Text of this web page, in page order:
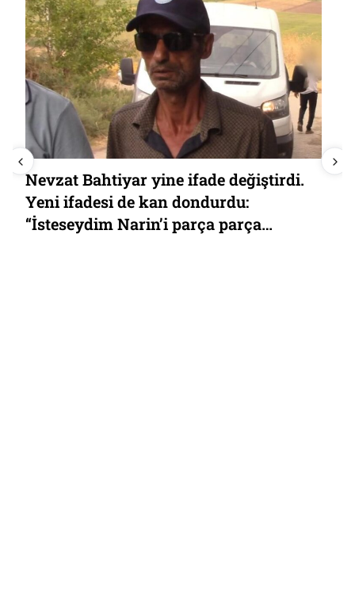
Nevzat Bahtiyar yine ifade değiştirdi.
Yeni ifadesi de kan dondurdu:
“İsteseydim Narin’i parça parça